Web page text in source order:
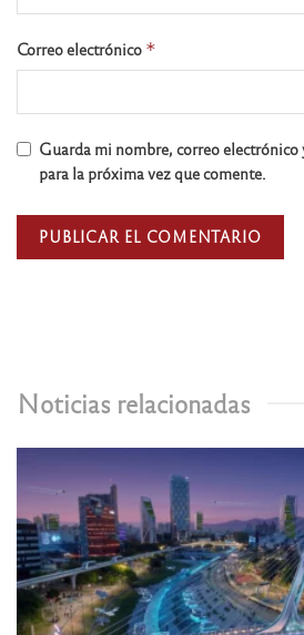
Noticias relacionadas
Correo electrónico *
Guarda mi nombre, correo electrónico
para la próxima vez que comente.